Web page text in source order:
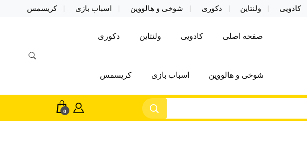
کادویی ولنتاین دکوری شوخی و هالووین اسباب بازی کریسمس
صفحه اصلی کادویی ولنتاین دکوری
شوخی و هالووین اسباب بازی کریسمس
0